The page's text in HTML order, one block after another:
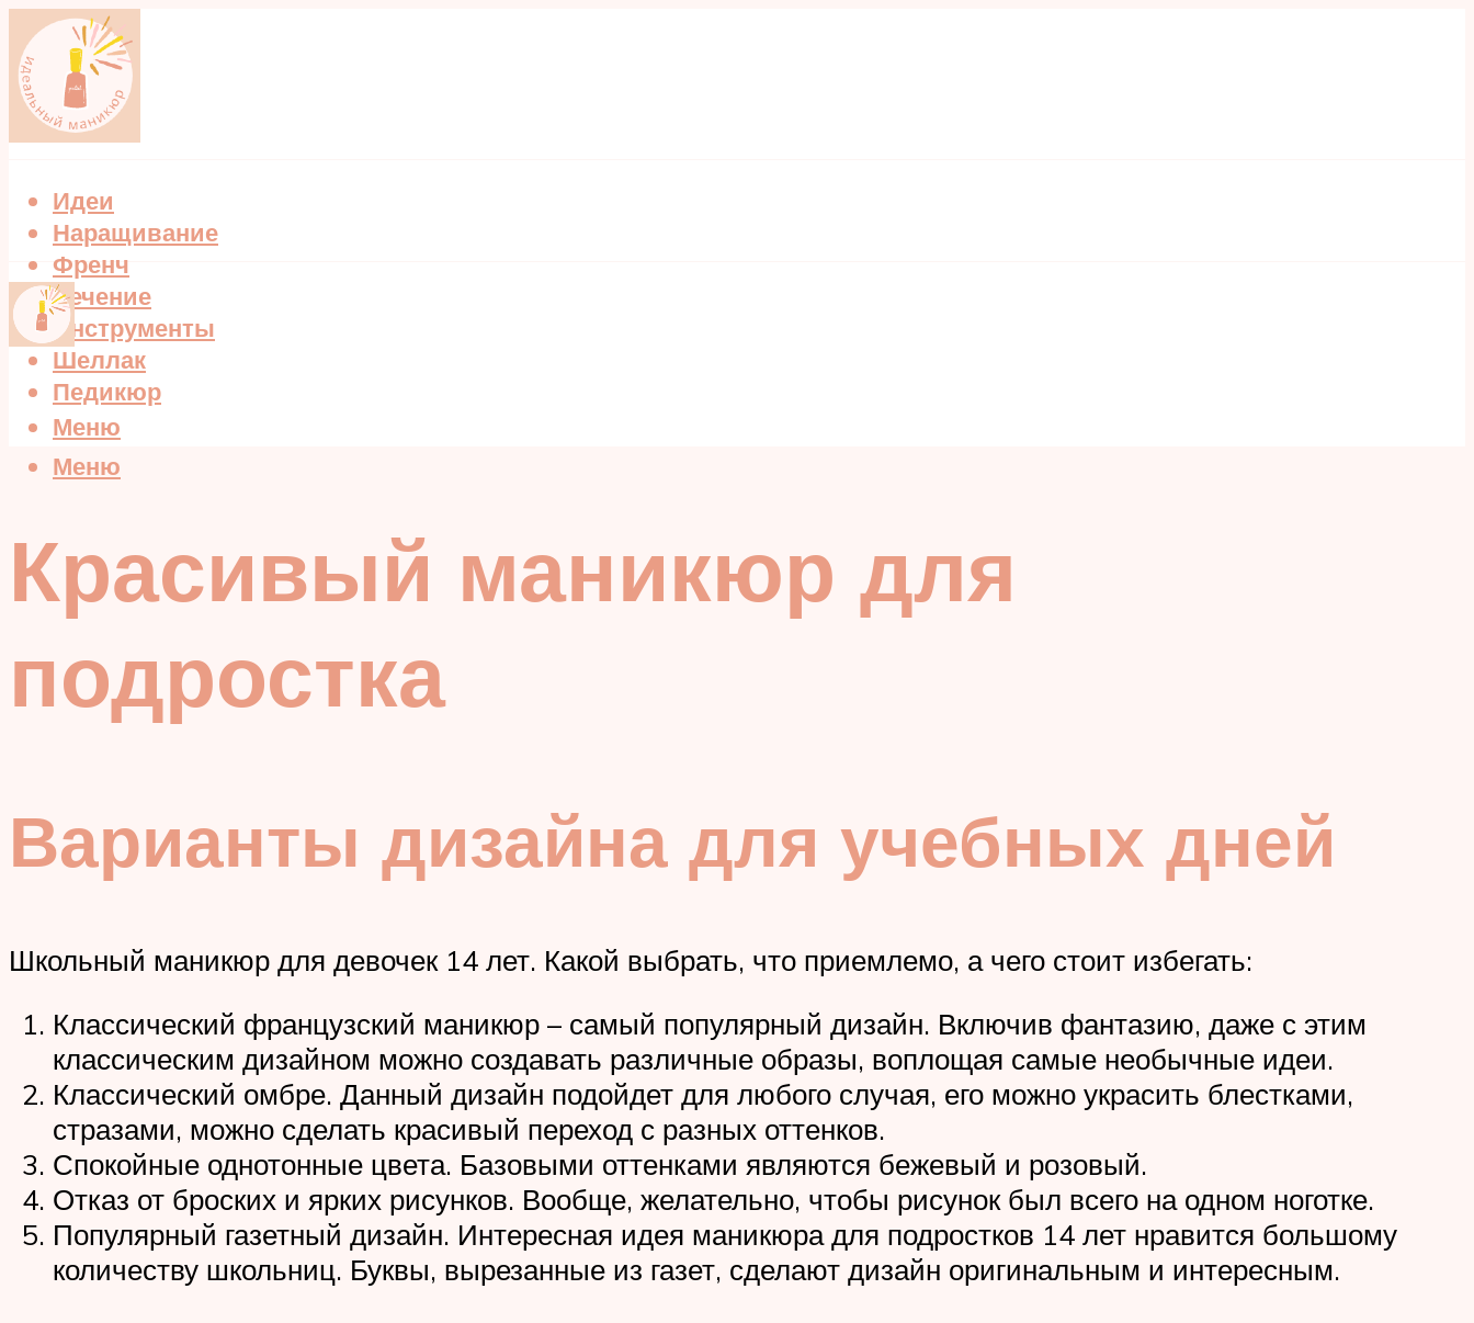
Идеи
Наращивание
Френч
Лечение
Инструменты
Шеллак
Педикюр
Меню
Меню
Красивый маникюр для
подростка
Варианты дизайна для учебных дней
Школьный маникюр для девочек 14 лет. Какой выбрать, что приемлемо, а чего стоит избегать:
Классический французский маникюр – самый популярный дизайн. Включив фантазию, даже с этим
классическим дизайном можно создавать различные образы, воплощая самые необычные идеи.
Классический омбре. Данный дизайн подойдет для любого случая, его можно украсить блестками,
стразами, можно сделать красивый переход с разных оттенков.
Спокойные однотонные цвета. Базовыми оттенками являются бежевый и розовый.
Отказ от броских и ярких рисунков. Вообще, желательно, чтобы рисунок был всего на одном ноготке.
Популярный газетный дизайн. Интересная идея маникюра для подростков 14 лет нравится большому
количеству школьниц. Буквы, вырезанные из газет, сделают дизайн оригинальным и интересным.